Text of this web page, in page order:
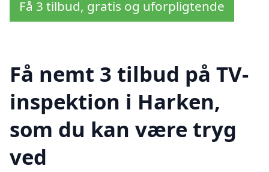
Få 3 tilbud, gratis og uforpligtende
Få nemt 3 tilbud på TV-
inspektion i Harken,
som du kan være tryg
ved